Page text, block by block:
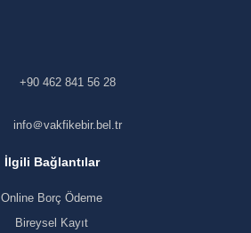
+90 462 841 56 28
info＠vakfikebir.bel.tr
İlgili Bağlantılar
Online Borç Ödeme
Bireysel Kayıt